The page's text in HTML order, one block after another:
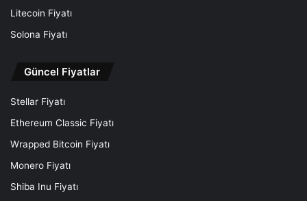
Litecoin Fiyatı
Solona Fiyatı
Güncel Fiyatlar
Stellar Fiyatı
Ethereum Classic Fiyatı
Wrapped Bitcoin Fiyatı
Monero Fiyatı
Shiba Inu Fiyatı